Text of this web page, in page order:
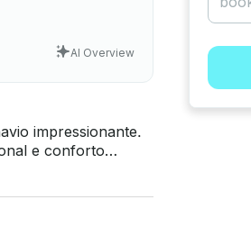
AI Overview
impressionante.
e conforto
convidativo e